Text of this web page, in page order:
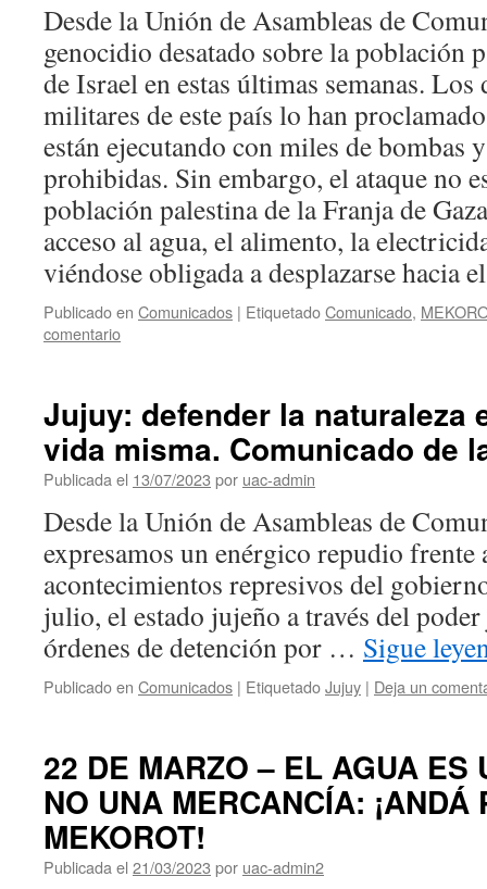
Desde la Unión de Asambleas de
genocidio desatado sobre la población
de Israel en estas últimas semanas.
militares de este país lo han
están ejecutando con miles de bombas
prohibidas. Sin embargo, el ataque no
población palestina de la Franja de
acceso al agua, el alimento, la
viéndose obligada a desplazarse hacia
Publicado en Comunicados | EtiquetadoComunicado,
comentario
Jujuy: defender la naturaleza
vida misma. Comunicado de
Publicada el 13/07/2023 por uac-admin
Desde la Unión de Asambleas de
expresamos un enérgico repudio
acontecimientos represivos del
julio, el estado jujeño a través del
órdenes de detención por … Sigue
Publicado en Comunicados | EtiquetadoJujuy | Deja un
22 DE MARZO – EL AGUA ES
NO UNA MERCANCÍA: ¡ANDÁ
MEKOROT!
Publicada el 21/03/2023 por uac-admin2